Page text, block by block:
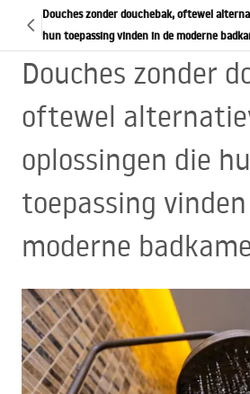
Douches zonder douchebak, oftewel
hun toepassing vinden in de moderne
Douches zonder
oftewel
oplossingen die
toepassing
moderne